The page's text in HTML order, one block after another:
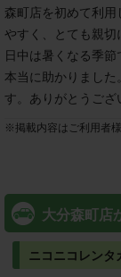
森町店を初めて利用
やすく、とても親切
日中は暑くなる季
本当に助かりました
す。ありがとうござ
※ 掲載内容はご利用者
大分森町店
ニコニコレンタ